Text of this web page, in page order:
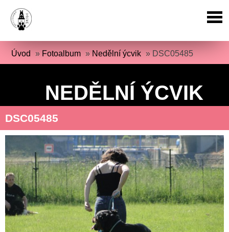
Úvod » Fotoalbum » Nedělní ýcvik » DSC05485
NEDĚLNÍ ÝCVIK
DSC05485